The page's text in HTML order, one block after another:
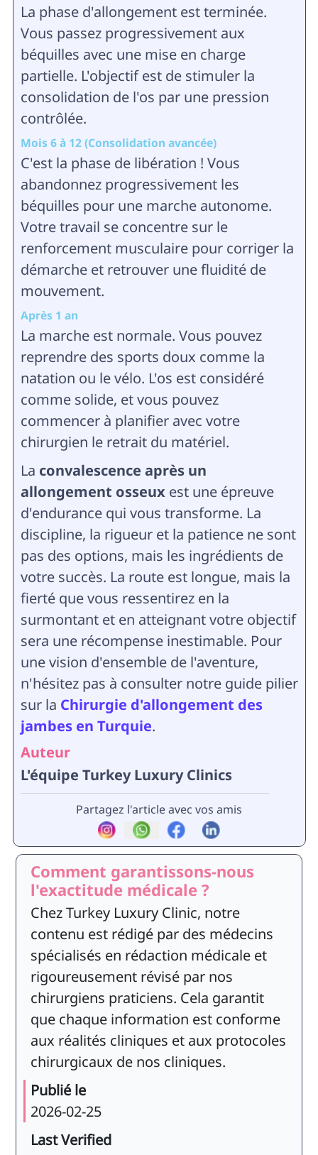
La phase d'allongement est terminée.
Vous passez progressivement aux
béquilles avec une mise en charge
partielle. L'objectif est de stimuler la
consolidation de l'os par une pression
contrôlée.
Mois 6 à 12 (Consolidation avancée)
C'est la phase de libération ! Vous
abandonnez progressivement les
béquilles pour une marche autonome.
Votre travail se concentre sur le
renforcement musculaire pour corriger la
démarche et retrouver une fluidité de
mouvement.
Après 1 an
La marche est normale. Vous pouvez
reprendre des sports doux comme la
natation ou le vélo. L'os est considéré
comme solide, et vous pouvez
commencer à planifier avec votre
chirurgien le retrait du matériel.
La convalescence après un
allongement osseuxest une épreuve
d'endurance qui vous transforme. La
discipline, la rigueur et la patience ne sont
pas des options, mais les ingrédients de
votre succès. La route est longue, mais la
fierté que vous ressentirez en la
surmontant et en atteignant votre objectif
sera une récompense inestimable. Pour
une vision d'ensemble de l'aventure,
n'hésitez pas à consulter notre guide pilier
sur la Chirurgie d'allongement des
jambes en Turquie.
Auteur
L'équipe Turkey Luxury Clinics
Partagez l'article avec vos amis
Comment garantissons-nous
l'exactitude médicale ?
Chez Turkey Luxury Clinic, notre
contenu est rédigé par des médecins
spécialisés en rédaction médicale et
rigoureusement révisé par nos
chirurgiens praticiens. Cela garantit
que chaque information est conforme
aux réalités cliniques et aux protocoles
chirurgicaux de nos cliniques.
Publié le
2026-02-25
Last Verified